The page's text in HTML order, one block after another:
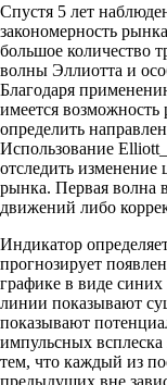
Спустя 5 лет
закономерность
большое количество
волны Эллиотта и
Благодаря
имеется возможность
определить
Использование
отследить
рынка. Первая волна
движений либо
Индикатор
прогнозирует
графике в виде
линии показывают
показывают
импульсных
тем, что каждый из
предыдущих вне